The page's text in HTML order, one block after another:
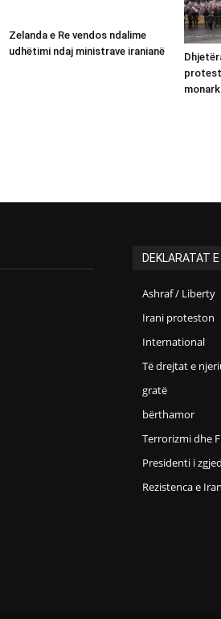
Zelanda e Re vendos ndalime
udhëtimi ndaj ministrave iranianë
DEKLARATAT E
Ashraf / Liberty
Irani proteston
International
Të drejtat e
gratë
bërthamor
Terrorizmi dhe
Presidenti i
Rezistenca e